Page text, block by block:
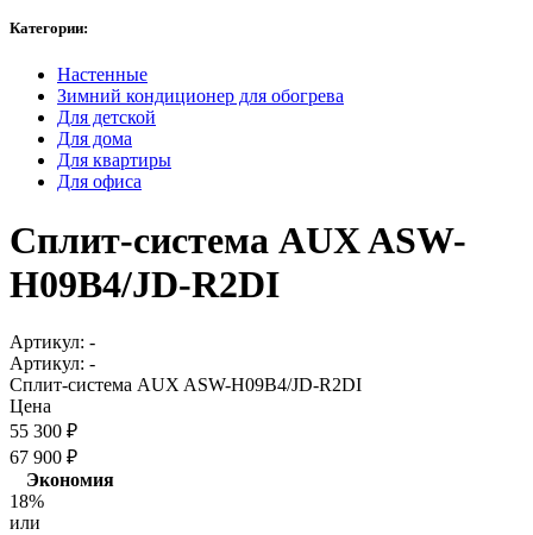
Категории:
Настенные
Зимний кондиционер для обогрева
Для детской
Для дома
Для квартиры
Для офиса
Сплит-система AUX ASW-
H09B4/JD-R2DI
Артикул: -
Артикул: -
Сплит-система AUX ASW-H09B4/JD-R2DI
Цена
55 300 ₽
67 900 ₽
Экономия
18%
или